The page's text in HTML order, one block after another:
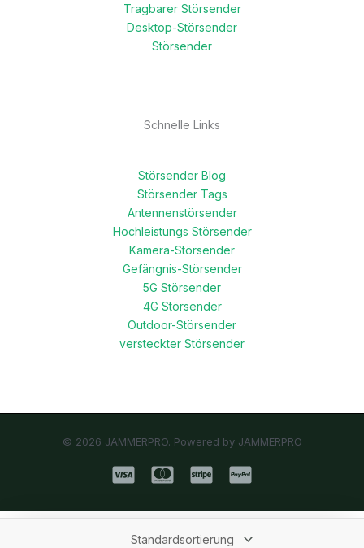
Tragbarer Störsender
Desktop-Störsender
Störsender
Schnelle Links
Störsender Blog
Störsender Tags
Antennenstörsender
Hochleistungs Störsender
Kamera-Störsender
Gefängnis-Störsender
5G Störsender
4G Störsender
Outdoor-Störsender
versteckter Störsender
© 2026 JAMMERPRO. Powered by JAMMERPRO